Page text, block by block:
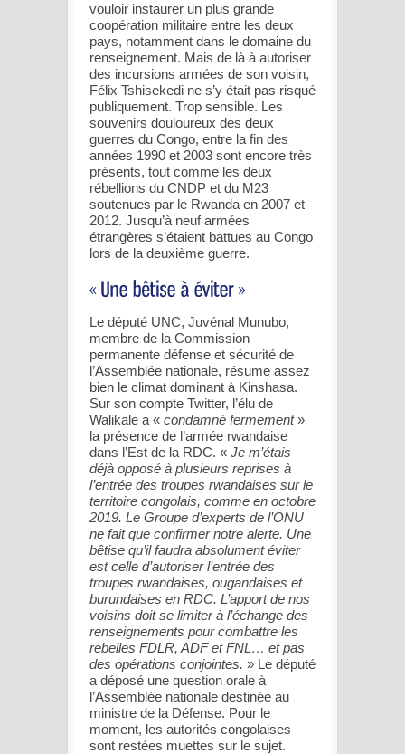
vouloir instaurer un plus grande
coopération militaire entre les deux
pays, notamment dans le domaine du
renseignement. Mais de là à autoriser
des incursions armées de son voisin,
Félix Tshisekedi ne s’y était pas risqué
publiquement. Trop sensible. Les
souvenirs douloureux des deux
guerres du Congo, entre la fin des
années 1990 et 2003 sont encore très
présents, tout comme les deux
rébellions du CNDP et du M23
soutenues par le Rwanda en 2007 et
2012. Jusqu’à neuf armées
étrangères s’étaient battues au Congo
lors de la deuxième guerre.
Le député UNC, Juvénal Munubo,
membre de la Commission
permanente défense et sécurité de
l’Assemblée nationale, résume assez
bien le climat dominant à Kinshasa.
Sur son compte Twitter, l’élu de
Walikale a « condamné fermement»
la présence de l’armée rwandaise
dans l’Est de la RDC. « Je m’étais
déjà opposé à plusieurs reprises à
l’entrée des troupes rwandaises sur le
territoire congolais, comme en octobre
2019. Le Groupe d’experts de l’ONU
ne fait que confirmer notre alerte. Une
bêtise qu’il faudra absolument éviter
est celle d’autoriser l’entrée des
troupes rwandaises, ougandaises et
burundaises en RDC. L’apport de nos
voisins doit se limiter à l’échange des
renseignements pour combattre les
rebelles FDLR, ADF et FNL… et pas
des opérations conjointes. » Le député
a déposé une question orale à
l’Assemblée nationale destinée au
ministre de la Défense. Pour le
moment, les autorités congolaises
sont restées muettes sur le sujet.